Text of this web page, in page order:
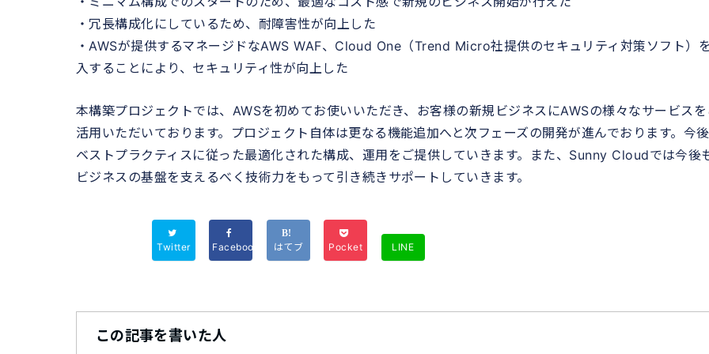
・冗長構成化にしているため、耐障害性が向上した
・AWSが提供するマネージドなAWS WAF、Cloud One（Trend Micro社提供のセキュリティ対策ソフト）
入することにより、セキュリティ性が向上した
本構築プロジェクトでは、AWSを初めてお使いいただき、お客様の新規ビジネスにAWSの様々なサービス
活用いただいております。プロジェクト自体は更なる機能追加へと次フェーズの開発が進んでおります。今
ベストプラクティスに従った最適化された構成、運用をご提供していきます。また、Sunny Cloudでは今後
ビジネスの基盤を支えるべく技術力をもって引き続きサポートしていきます。
Twitter Facebook はてブ Pocket LINE
この記事を書いた人